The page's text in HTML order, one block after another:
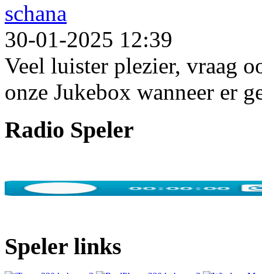
schana
30-01-2025 12:39
Veel luister plezier, vraag
onze Jukebox wanneer er
Radio Speler
Speler links